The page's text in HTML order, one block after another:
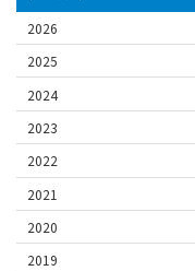
2026
2025
2024
2023
2022
2021
2020
2019